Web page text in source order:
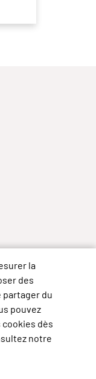
la
des
du
pouvez
dès
notre